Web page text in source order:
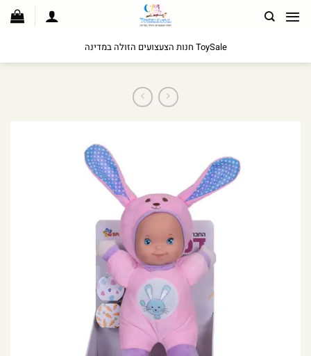
לתוכן
ToySale חנות הצעצועים הזולה במדינה